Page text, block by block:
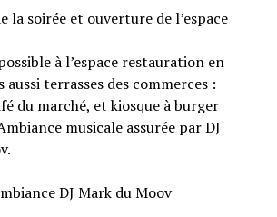
la soirée et ouverture de l’espace
à l’espace restauration en
aussi terrasses des commerces :
du marché, et kiosque à burger
musicale assurée par DJ
DJ Mark du Moov